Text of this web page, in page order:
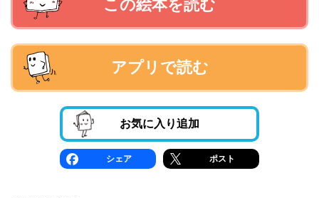
この絵本を読む
アプリで読む
お気に入り追加
シェア ポスト